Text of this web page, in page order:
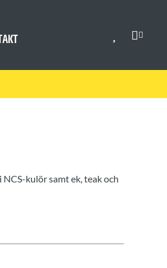
kulör samt ek, teak och